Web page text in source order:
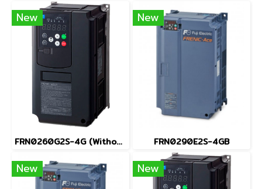
New
FRN0260G2S-4G (Without Keypad)
New
FRN0290E2S-4GB
New New